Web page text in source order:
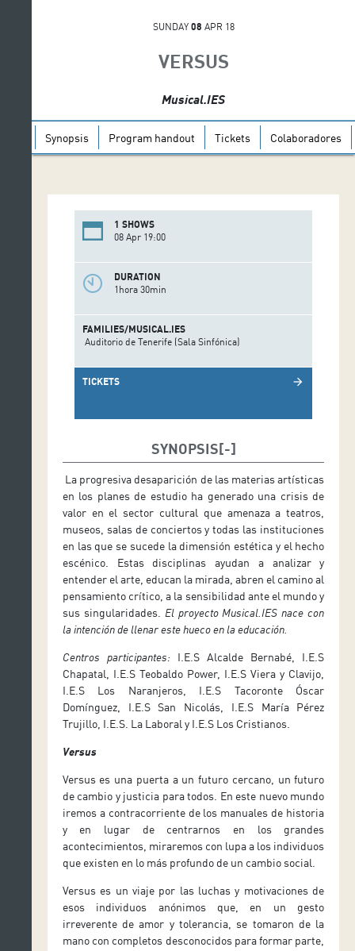
SUNDAY 08 APR 18
VERSUS
Musical.IES
Synopsis Program handout Tickets Colaboradores
1 SHOWS
08 Apr 19:00
DURATION
1hora 30min
FAMILIES/MUSICAL.IES
Auditorio de Tenerife (Sala Sinfónica)
TICKETS arrow_forward
SYNOPSIS
La progresiva desaparición de las materias artísticas
en los planes de estudio ha generado una crisis de
valor en el sector cultural que amenaza a teatros,
museos, salas de conciertos y todas las instituciones
en las que se sucede la dimensión estética y el hecho
escénico. Estas disciplinas ayudan a analizar y
entender el arte, educan la mirada, abren el camino al
pensamiento crítico, a la sensibilidad ante el mundo y
sus singularidades. El proyecto Musical.IES nace con
la intención de llenar este hueco en la educación.
Centros participantes: I.E.S Alcalde Bernabé, I.E.S
Chapatal, I.E.S Teobaldo Power, I.E.S Viera y Clavijo,
I.E.S Los Naranjeros, I.E.S Tacoronte Óscar
Domínguez, I.E.S San Nicolás, I.E.S María Pérez
Trujillo, I.E.S. La Laboral y I.E.S Los Cristianos.
Versus
Versus es una puerta a un futuro cercano, un futuro
de cambio y justicia para todos. En este nuevo mundo
iremos a contracorriente de los manuales de historia
y en lugar de centrarnos en los grandes
acontecimientos, miraremos con lupa a los individuos
que existen en lo más profundo de un cambio social.
Versus es un viaje por las luchas y motivaciones de
esos individuos anónimos que, en un gesto
irreverente de amor y tolerancia, se tomaron de la
mano con completos desconocidos para formar parte,